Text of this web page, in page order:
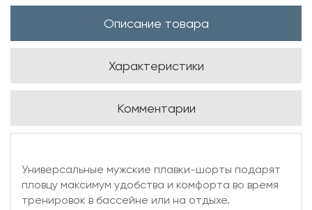
Описание товара
Характеристики
Комментарии
Универсальные мужские плавки-шорты подарят
пловцу максимум удобства и комфорта во время
тренировок в бассейне или на отдыхе.